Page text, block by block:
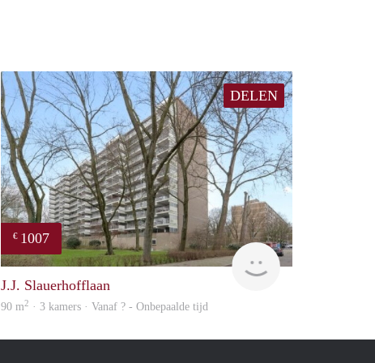
DELEN
€ 1007
finder
J.J. Slauerhofflaan
90 m2 · 3 kamers · Vanaf ? - Onbepaalde tijd